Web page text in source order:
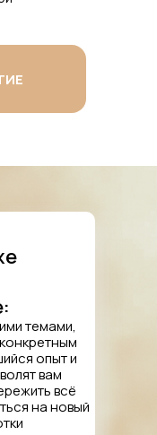
темами,
опыт и
вам
всё
на новый